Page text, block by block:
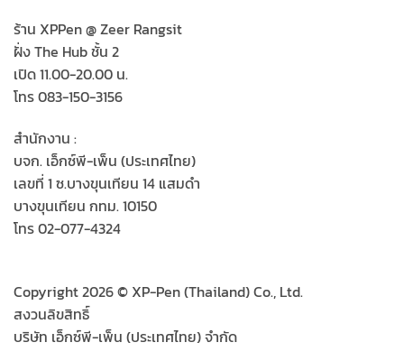
ร้าน XPPen @ Zeer Rangsit
ฝั่ง The Hub ชั้น 2
เปิด 11.00-20.00 น.
โทร 083-150-3156
สำนักงาน :
บจก. เอ็กซ์พี-เพ็น (ประเทศไทย)
เลขที่ 1 ซ.บางขุนเทียน 14 แสมดำ
บางขุนเทียน กทม. 10150
โทร 02-077-4324
Copyright 2026 © XP-Pen (Thailand) Co., Ltd.
สงวนลิขสิทธิ์
บริษัท เอ็กซ์พี-เพ็น (ประเทศไทย) จำกัด